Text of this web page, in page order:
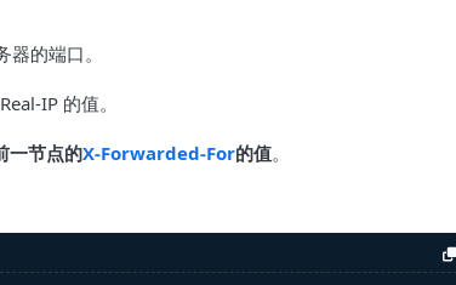
的端口。
IP 的值。
一节点的X-Forwarded-For的值。